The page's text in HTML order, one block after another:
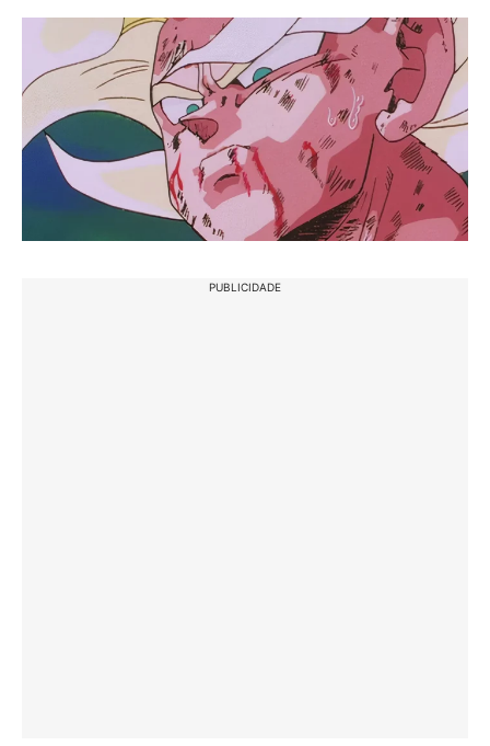
PUBLICIDADE